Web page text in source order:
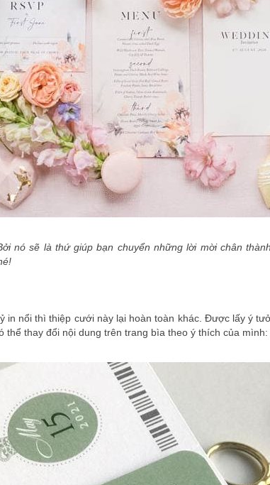
nó sẽ là thứ giúp bạn chuyển những lời mời chân
nổi thì thiệp cưới này lại hoàn toàn khác. Được lấy ý
thay đổi nội dung trên trang bìa theo ý thích của